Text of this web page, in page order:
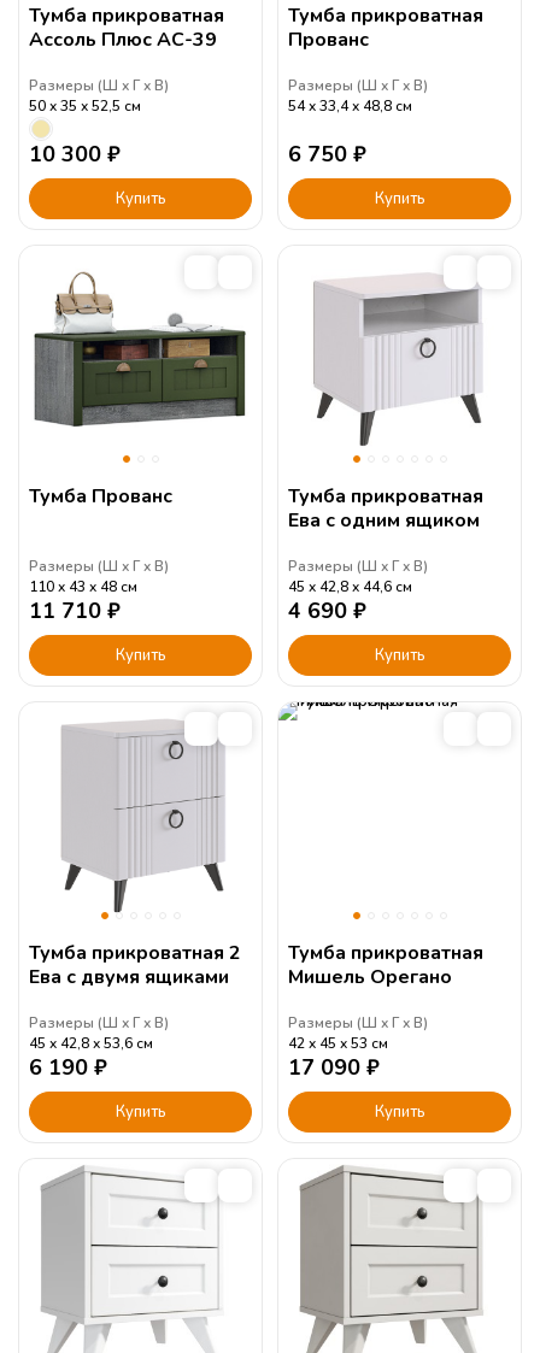
Тумба прикроватная
Ассоль Плюс АС-39
Размеры (Ш Г В)
50
35 52,5 см
10 300 ₽
Купить
Тумба прикроватная
Прованс
Размеры (Ш Г В)
54
33,4 48,8 см
6 750 ₽
Купить
Тумба Прованс
Размеры (Ш Г В)
110
43 48 см
11 710 ₽
Купить
Тумба прикроватная
Ева с одним ящиком
Размеры (Ш Г В)
45
42,8 44,6 см
4 690 ₽
Купить
Тумба прикроватная 2
Ева с двумя ящиками
Размеры (Ш Г В)
45
42,8 53,6 см
6 190 ₽
Купить
Тумба прикроватная
Мишель Орегано
Размеры (Ш Г В)
42
45 53 см
17 090 ₽
Купить